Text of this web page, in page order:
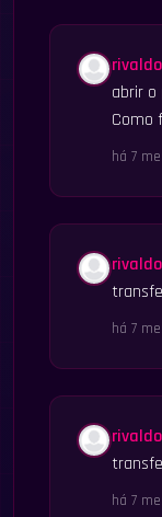
abrir o
Como
há 7
há 7
há 7